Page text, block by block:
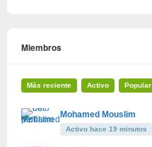
Miembros
Más reciente Activo Popular
Mohamed Mouslim
Activo hace 19 minutos